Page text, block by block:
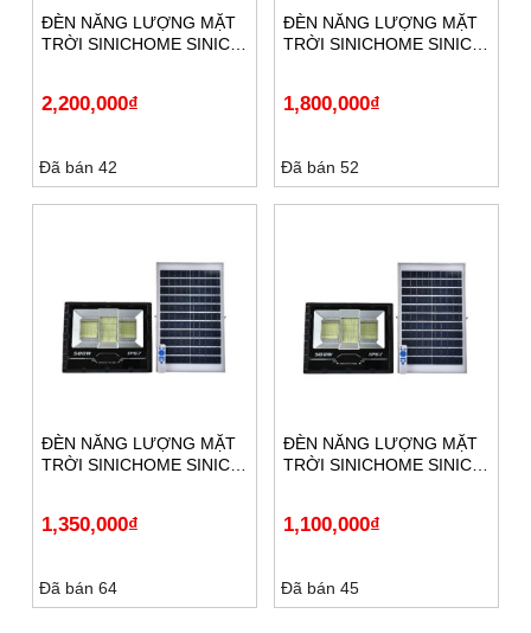
ĐÈN NĂNG LƯỢNG MẶT
TRỜI SINICHOME SINIC-
2,200,000₫
Đã bán 42
ĐÈN NĂNG LƯỢNG MẶT
TRỜI SINICHOME SINIC-
1,800,000₫
Đã bán 52
ĐÈN NĂNG LƯỢNG MẶT
TRỜI SINICHOME SINIC-
1,350,000₫
Đã bán 64
ĐÈN NĂNG LƯỢNG MẶT
TRỜI SINICHOME SINIC-
1,100,000₫
Đã bán 45